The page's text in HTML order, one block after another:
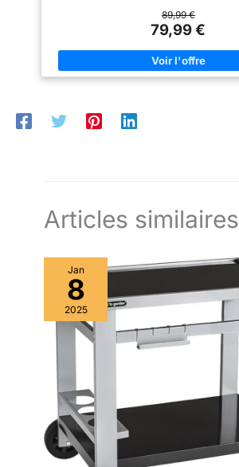
89,99 €
79,99 €
Articles similaires
Jan
8
2025